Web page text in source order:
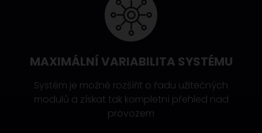
MAXIMÁLNÍ VARIABILITA SYSTÉMU
Systém je možné rozšířit o řadu užitečných
modulů a získat tak kompletní přehled nad
provozem